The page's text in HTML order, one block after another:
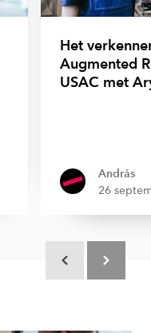
Het
Augmented
USAC met
András
26